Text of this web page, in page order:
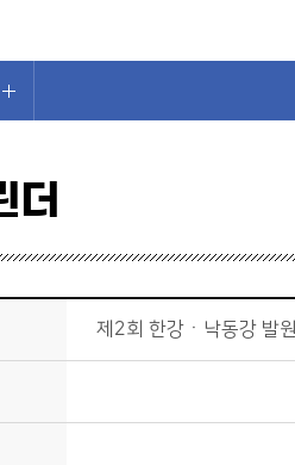
더
제2회 한강ㆍ낙동강 발